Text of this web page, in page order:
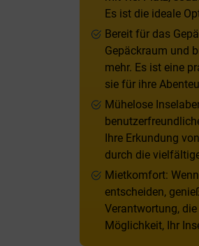
Es ist die ideale
Bereit für das
Gepäckraum und
mehr. Es ist eine
sie für ihre
Mühelose
Ihre Erkundung
durch die
Mietkomfort:
entscheiden,
Verantwortung,
Möglichkeit, Ihr